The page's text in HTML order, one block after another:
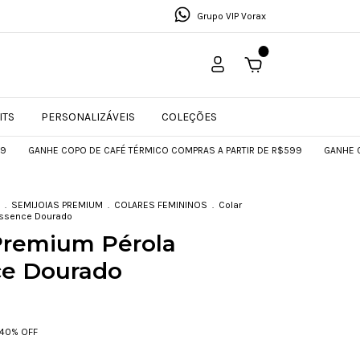
Grupo VIP Vorax
PERSONALIZÁVEIS COLEÇÕES
COPO DE CAFÉ TÉRMICO COMPRAS A PARTIR DE R$599 GANHE COPO DE
. SEMIJOIAS PREMIUM . COLARES FEMININOS . Colar
Dourado
Pérola
Dourado
40% OFF